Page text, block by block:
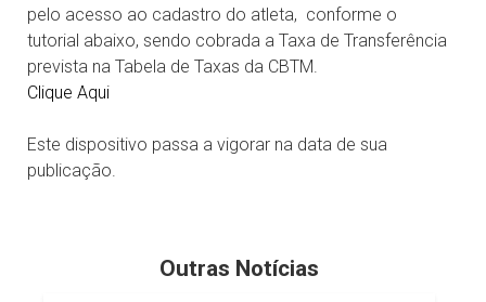
pelo acesso ao cadastro do atleta, conforme o
tutorial abaixo, sendo cobrada a Taxa de Transferência
prevista na Tabela de Taxas da CBTM.
Clique Aqui
Este dispositivo passa a vigorar na data de sua
publicação.
Outras Notícias